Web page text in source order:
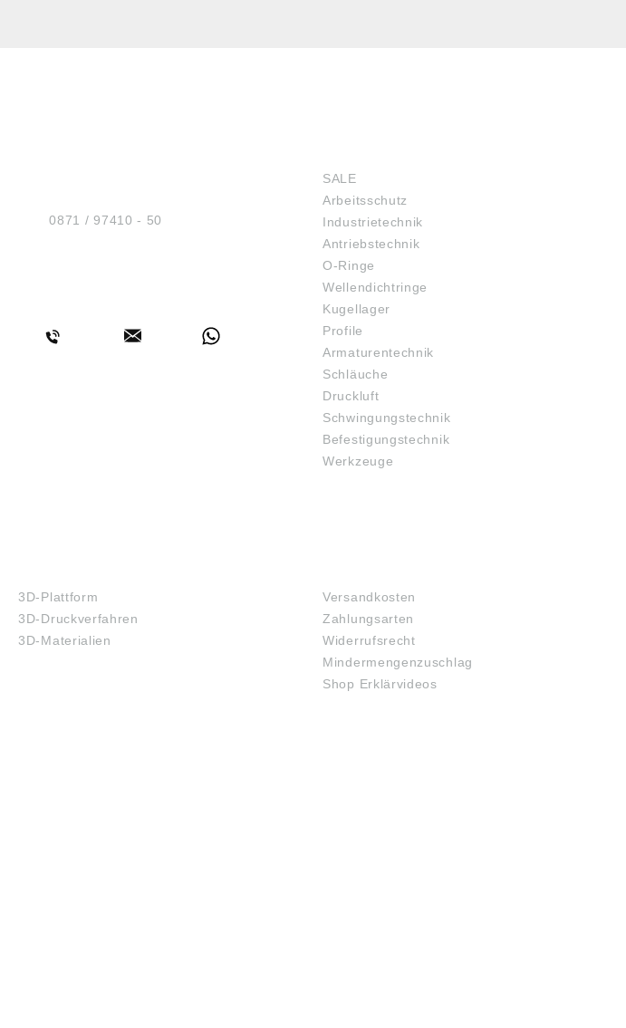
Tel.:0871 / 97410 - 50
SALE
Arbeitsschutz
Industrietechnik
Antriebstechnik
O-Ringe
Wellendichtringe
Kugellager
Profile
Armaturentechnik
Schläuche
Druckluft
Schwingungstechnik
Befestigungstechnik
Werkzeuge
3D-Plattform
3D-Druckverfahren
3D-Materialien
Versandkosten
Zahlungsarten
Widerrufsrecht
Mindermengenzuschlag
Shop Erklärvideos